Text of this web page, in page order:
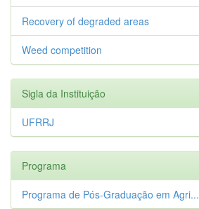
Recovery of degraded areas
Weed competition
Sigla da Instituição
UFRRJ
Programa
Programa de Pós-Graduação em Agri...